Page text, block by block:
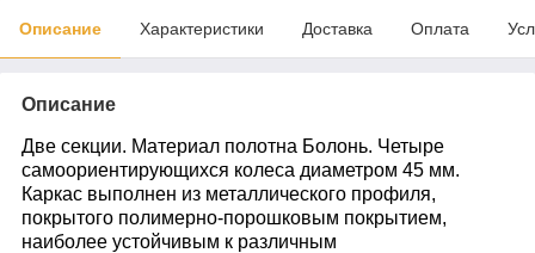
Описание Характеристики Доставка Оплата
Описание
Две секции. Материал полотна Болонь. Четыре
самоориентирующихся колеса диаметром 45 мм.
Каркас выполнен из металлического профиля,
покрытого полимерно-порошковым покрытием,
наиболее устойчивым к различным